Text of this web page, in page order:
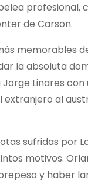
profesional,
de Carson.
memorables
la absoluta
Jorge Linares
extranjero al
sufridas por
motivos.
y haber